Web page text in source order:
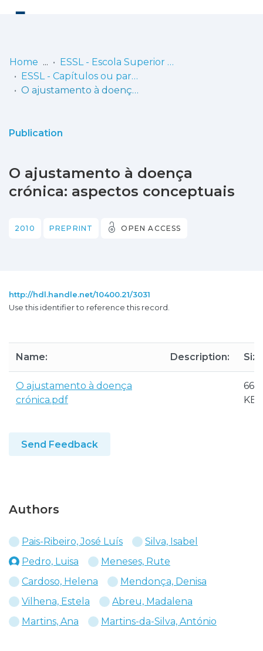
Communities
Statistics
Home
ESSL - Escola Superior de Saúde de Lisboa
ESSL - Capítulos ou partes de livros
O ajustamento à doença crónica: aspectos conceptuais
Publication
O ajustamento à doença
crónica: aspectos conceptuais
2010 PREPRINT OPEN ACCESS
http://hdl.handle.net/10400.21/3031
Use this identifier to reference this record.
Name: Description:
O ajustamento à doença
crónica.pdf
KB
Send Feedback
Authors
Pais-Ribeiro, José Luís
Silva, Isabel
Pedro, Luisa
Meneses, Rute
Cardoso, Helena
Mendonça, Denisa
Vilhena, Estela
Abreu, Madalena
Martins, Ana
Martins-da-Silva, António